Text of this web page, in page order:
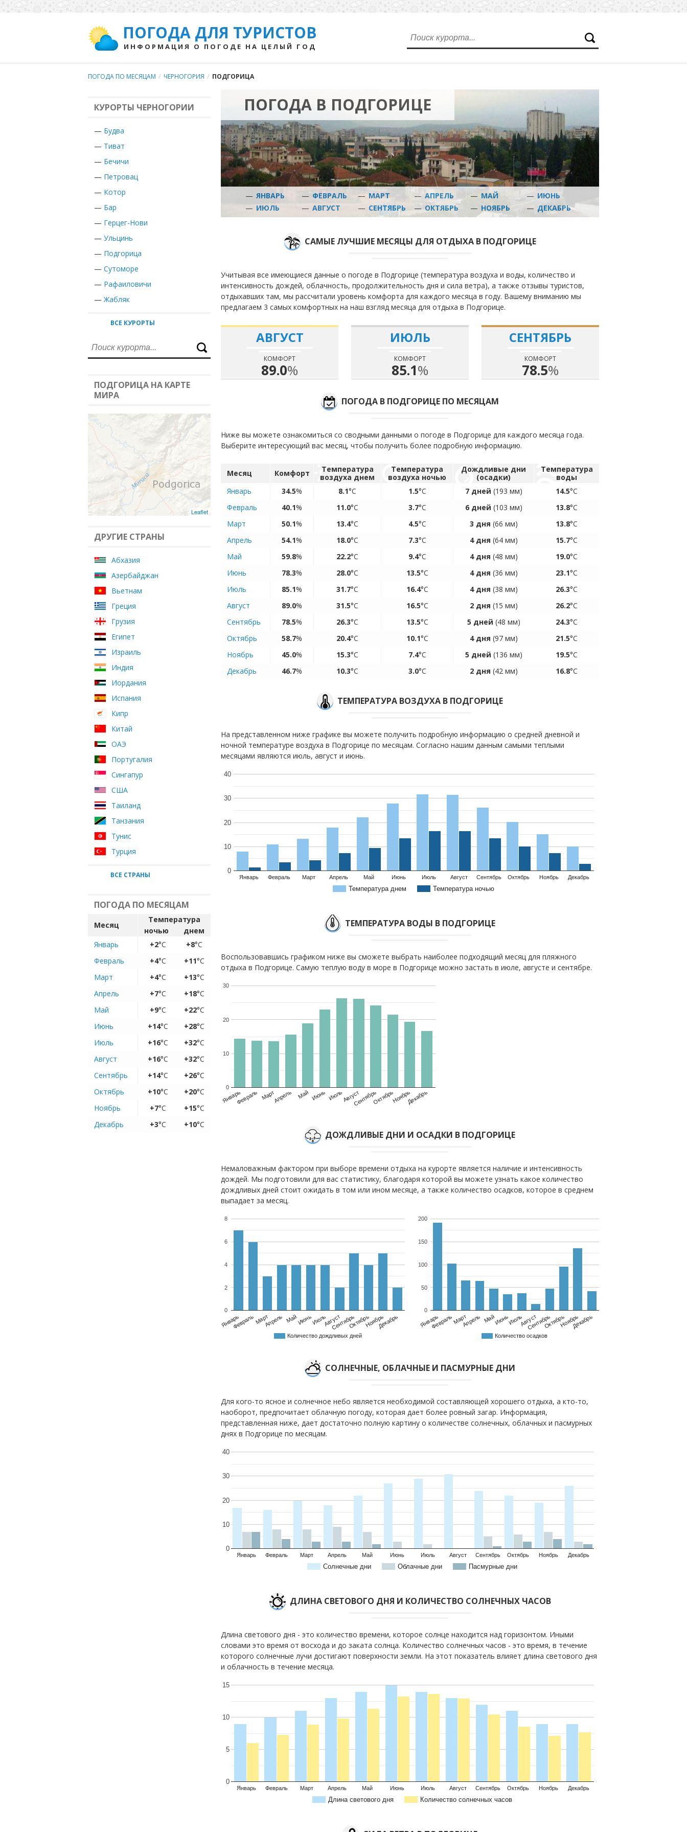
ПОГОДА ДЛЯ ТУРИСТОВ
ИНФОРМАЦИЯ О ПОГОДЕ НА ЦЕЛЫЙ ГОД
ПОГОДА ПО МЕСЯЦАМ / ЧЕРНОГОРИЯ / ПОДГОРИЦА
КУРОРТЫ ЧЕРНОГОРИИ
— Будва
— Тиват
— Бечичи
— Петровац
— Котор
— Бар
— Герцег-Нови
— Ульцинь
— Подгорица
— Сутоморе
— Рафаиловичи
—Жабляк
ВСЕ КУРОРТЫ
ПОДГОРИЦА НА КАРТЕ
МИРА
Leaflet
ДРУГИЕ СТРАНЫ
Абхазия
Азербайджан
Вьетнам
Греция
Грузия
Египет
Израиль
Индия
Иордания
Испания
Кипр
Китай
ОАЭ
Португалия
Сингапур
США
Таиланд
Танзания
Тунис
Турция
ВСЕ СТРАНЫ
ПОГОДА ПО МЕСЯЦАМ
Месяц
Температура
ночью
днем
Январь
+2°C +8°C
Февраль
+4°C +11°C
Март
+4°C +13°C
Апрель
+7°C +18°C
Май
+9°C +22°C
Июнь
+14°C +28°C
Июль
+16°C +32°C
Август
+16°C +32°C
Сентябрь
+14°C +26°C
Октябрь
+10°C +20°C
Ноябрь
+7°C +15°C
Декабрь
+3°C +10°C
ПОГОДА В ПОДГОРИЦЕ
— ЯНВАРЬ — ФЕВРАЛЬ —МАРТ — АПРЕЛЬ — МАЙ — ИЮНЬ
— ИЮЛЬ — АВГУСТ — СЕНТЯБРЬ — ОКТЯБРЬ — НОЯБРЬ — ДЕКАБРЬ
САМЫЕ ЛУЧШИЕ МЕСЯЦЫ ДЛЯ ОТДЫХА В ПОДГОРИЦЕ
Учитывая все имеющиеся данные о погоде в Подгорице (температура воздуха и воды, количество и
интенсивность дождей, облачность, продолжительность дня и сила ветра), а также отзывы туристов,
отдыхавших там, мы рассчитали уровень комфорта для каждого месяца в году. Вашему вниманию мы
предлагаем 3 самых комфортных на наш взгляд месяца для отдыха в Подгорице.
АВГУСТ
КОМФОРТ
89.0%
ИЮЛЬ
КОМФОРТ
85.1%
СЕНТЯБРЬ
КОМФОРТ
78.5%
ПОГОДА В ПОДГОРИЦЕ ПО МЕСЯЦАМ
Ниже вы можете ознакомиться со сводными данными о погоде в Подгорице для каждого месяца года.
Выберите интересующий вас месяц, чтобы получить более подробную информацию.
Месяц Комфорт
Температура
воздуха днем
Температура
воздуха ночью
Дождливые дни
(осадки)
Температура
воды
Январь
34.5% 8.1°C 1.5°C 7 дней (193 мм) 14.5°C
Февраль
40.1% 11.0°C 3.7°C 6 дней (103 мм) 13.8°C
Март
50.1% 13.4°C 4.5°C 3 дня (66 мм) 13.8°C
Апрель
54.1% 18.0°C 7.3°C 4 дня (64 мм) 15.7°C
Май
59.8% 22.2°C 9.4°C 4 дня (48 мм) 19.0°C
Июнь
78.3% 28.0°C 13.5°C 4 дня (36 мм) 23.1°C
Июль
85.1% 31.7°C 16.4°C 4 дня (38 мм) 26.3°C
Август
89.0% 31.5°C 16.5°C 2 дня (15 мм) 26.2°C
Сентябрь
78.5% 26.3°C 13.5°C 5 дней (48 мм) 24.3°C
Октябрь
58.7% 20.4°C 10.1°C 4 дня (97 мм) 21.5°C
Ноябрь
45.0% 15.3°C 7.4°C 5 дней (136 мм) 19.5°C
Декабрь
46.7% 10.3°C 3.0°C 2 дня (42 мм) 16.8°C
ТЕМПЕРАТУРА ВОЗДУХА В ПОДГОРИЦЕ
На представленном ниже графике вы можете получить подробную информацию о средней дневной и
ночной температуре воздуха в Подгорице по месяцам. Согласно нашим данным самыми теплыми
месяцами являются июль, август и июнь.
Температура днем Температура ночью
Январь Февраль Март Апрель Май Июнь Июль Август Сентябрь Октябрь Ноябрь Декабрь
0
10
20
30
40
ТЕМПЕРАТУРА ВОДЫ В ПОДГОРИЦЕ
Воспользовавшись графиком ниже вы сможете выбрать наиболее подходящий месяц для пляжного
отдыха в Подгорице. Самую теплую воду в море в Подгорице можно застать в июле, августе и сентябре.
ЯнварьФевраль МартАпрель Май Июнь ИюльАвгустСентябрьОктябрьНоябрьДекабрь
0
10
20
30
ДОЖДЛИВЫЕ ДНИ И ОСАДКИ В ПОДГОРИЦЕ
Немаловажным фактором при выборе времени отдыха на курорте является наличие и интенсивность
дождей. Мы подготовили для вас статистику, благодаря которой вы можете узнать какое количество
дождливых дней стоит ожидать в том или ином месяце, а также количество осадков, которое в среднем
выпадает за месяц.
Количество дождливых дней
ЯнварьФевральМартАпрель МайИюньИюльАвгуст
СентябрьОктябрьНоябрьДекабрь
0
2
4
6
8
Количество осадков
ЯнварьФевральМартАпрель МайИюньИюльАвгуст
СентябрьОктябрьНоябрьДекабрь
0
50
100
150
200
CОЛНЕЧНЫЕ, ОБЛАЧНЫЕ И ПАСМУРНЫЕ ДНИ
Для кого-то ясное и солнечное небо является необходимой составляющей хорошего отдыха, а кто-то,
наоборот, предпочитает облачную погоду, которая дает более ровный загар. Информация,
представленная ниже, дает достаточно полную картину о количестве солнечных, облачных и пасмурных
днях в Подгорице по месяцам.
Солнечные дни Облачные дни Пасмурные дни
Январь Февраль Март Апрель Май Июнь Июль Август Сентябрь Октябрь Ноябрь Декабрь
0
10
20
30
40
ДЛИНА СВЕТОВОГО ДНЯ И КОЛИЧЕСТВО СОЛНЕЧНЫХ ЧАСОВ
Длина светового дня - это количество времени, которое солнце находится над горизонтом. Иными
словами это время от восхода и до заката солнца. Количество солнечных часов - это время, в течение
которого солнечные лучи достигают поверхности земли. На этот показатель влияет длина светового дня
и облачность в течение месяца.
Длина светового дня Количество солнечных часов
Январь Февраль Март Апрель Май Июнь Июль Август Сентябрь Октябрь Ноябрь Декабрь
0
5
10
15